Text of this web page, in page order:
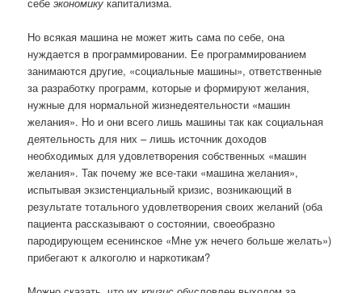
Но всякая машина не может жить сама по себе, она
нуждается в программировании. Ее программированием
занимаются другие, «социальные машины», ответственные
за разработку программ, которые и формируют желания,
нужные для нормальной жизнедеятельности «машин
желания». Но и они всего лишь машины так как социальная
деятельность для них – лишь источник доходов
необходимых для удовлетворения собственных «машин
желания». Так почему же все-таки «машина желания»,
испытывая экзистенциальный кризис, возникающий в
результате тотального удовлетворения своих желаний (оба
пациента рассказывают о состоянии, своеобразно
пародирующем есенинское «Мне уж нечего больше желать»)
прибегают к алкоголю и наркотикам?